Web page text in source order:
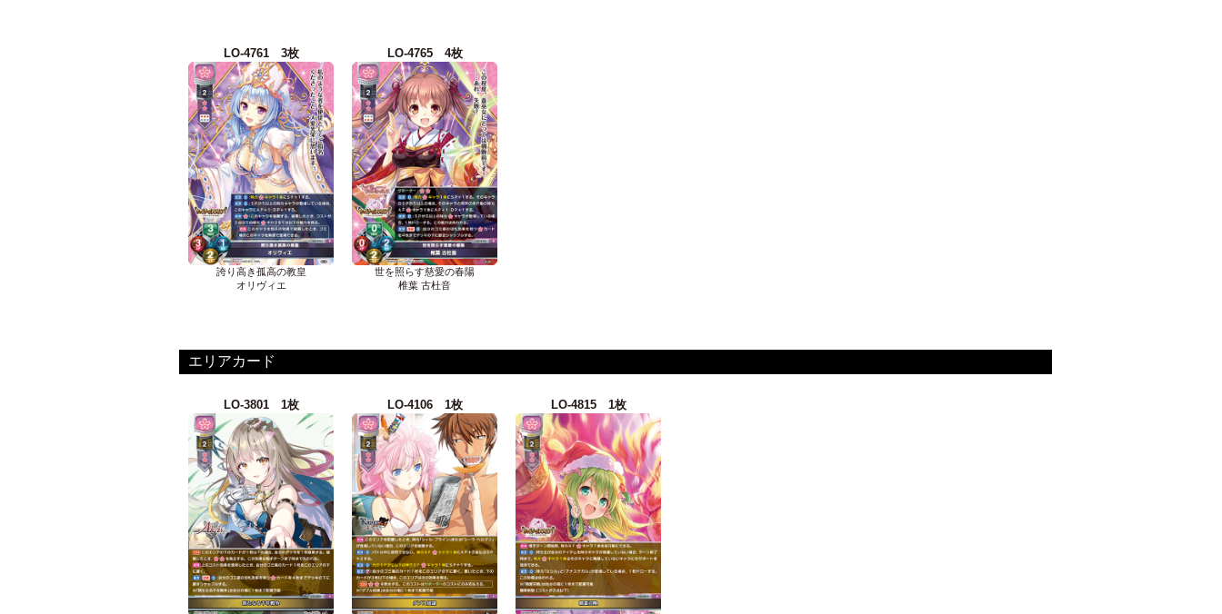
LO-4761 3枚
誇り高き孤高の教皇
オリヴィエ
LO-4765 4枚
世を照らす慈愛の春陽
椎葉 古杜音
エリアカード
LO-3801 1枚 LO-4106 1枚 LO-4815 1枚